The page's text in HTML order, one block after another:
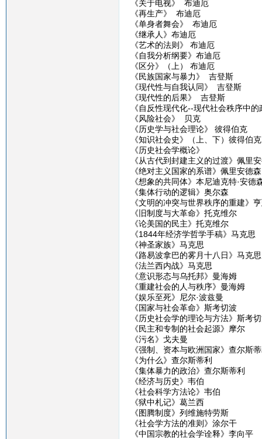
《关于电视》 布迪厄
《再生产》 布迪厄
《单身者舞会》 布迪厄
《继承人》布迪厄
《艺术的法则》 布迪厄
《自我分析纲要》布迪厄
《区分》（上） 布迪厄
《民族国家与暴力》 吉登斯
《现代性与自我认同》 吉登斯
《现代性的后果》 吉登斯
《自反性现代化--现代社会秩序中
《风险社会》 贝克
《历史学与社会理论》 彼得伯克
《知识社会史》（上、下）彼得伯克
《历史社会学概论》
《从古代到封建主义的过渡》佩里
《绝对主义国家的系谱》佩里安德森
《想象的共同体》本尼迪克特·安德
《集体行动的逻辑》奥尔森
《文明的冲突与世界秩序的重建》
《旧制度与大革命》托克维尔
《论美国的民主》托克维尔
《1844年经济学哲学手稿》马克思
《神圣家族》马克思
《路易波拿巴的雾月十八日》马克思
《法兰西内战》马克思
《意识形态与乌托邦》曼海姆
《重建社会的人与秩序》曼海姆
《娱乐至死》尼尔·波兹曼
《国家与社会革命》斯考切波
《历史社会学的理论与方法》斯考
《民主和专制的社会起源》摩尔
《污名》戈夫曼
《强制、资本与欧洲国家》查尔斯
《为什么》查尔斯蒂利
《集体暴力的政治》查尔斯蒂利
《经济与历史》韦伯
《社会科学方法论》韦伯
《狱中札记》葛兰西
《图腾制度》列维施特劳斯
《社会学方法的准则》涂尔干
《中国宗教的社会学诠释》李向平